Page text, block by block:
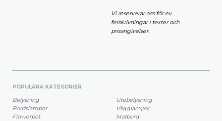
Vi reserverar oss för ev.
felskrivningar i texter och
prisangivelser.
POPULÄRA KATEGORIER
Belysning
Bordslampor
Flowerpot
Utebelysning
Vägglampor
Matbord